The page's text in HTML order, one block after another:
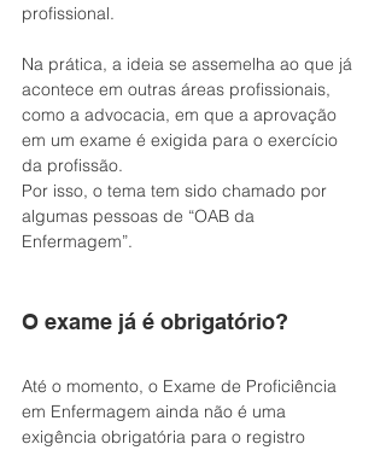
profissional.
Na prática, a ideia se assemelha ao que já
acontece em outras áreas profissionais,
como a advocacia, em que a aprovação
em um exame é exigida para o exercício
da profissão.
Por isso, o tema tem sido chamado por
algumas pessoas de “OAB da
Enfermagem”.
O exame já é obrigatório?
Até o momento, o Exame de Proficiência
em Enfermagem ainda não é uma
exigência obrigatória para o registro